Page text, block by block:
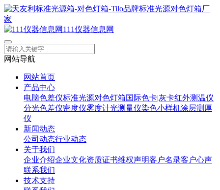
111仪器信息网
网站导航
网站首页
产品中心
电脑色差仪标准光源对色灯箱国际色卡|灰卡红外测温仪
分光色差仪密度仪雾度计光测量仪染色小样机涂层测厚
仪
新闻动态
公司动态行业动态
关于我们
企业介绍企业文化资质证书维权声明客户名录客户心声
联系我们
技术支持